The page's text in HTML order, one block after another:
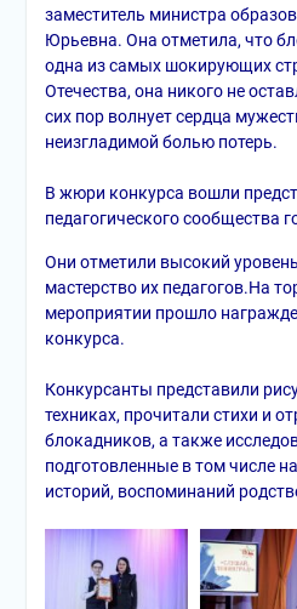
заместитель министра
Юрьевна. Она отметила, что
одна из самых шокирующих
Отечества, она никого не
сих пор волнует сердца
неизгладимой болью потерь.
В жюри конкурса вошли
педагогического сообщества
Они отметили высокий
мастерство их педагогов.На
мероприятии прошло
конкурса.
Конкурсанты представили
техниках, прочитали стихи и
блокадников, а также
подготовленные в том числе
историй, воспоминаний